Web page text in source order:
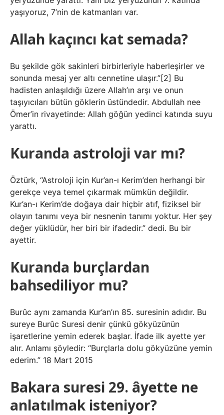
yaşıyoruz, 7’nin de katmanları var.
Allah kaçıncı kat semada?
Bu şekilde gök sakinleri birbirleriyle haberleşirler ve
sonunda mesaj yer altı cennetine ulaşır.”[2] Bu
hadisten anlaşıldığı üzere Allah’ın arşı ve onun
taşıyıcıları bütün göklerin üstündedir. Abdullah nee
Ömer’in rivayetinde: Allah göğün yedinci katında suyu
yarattı.
Kuranda astroloji var mı?
Öztürk, “Astroloji için Kur’an-ı Kerim’den herhangi bir
gerekçe veya temel çıkarmak mümkün değildir.
Kur’an-ı Kerim’de doğaya dair hiçbir atıf, fiziksel bir
olayın tanımı veya bir nesnenin tanımı yoktur. Her şey
değer yüklüdür, her biri bir ifadedir.” dedi. Bu bir
ayettir.
Kuranda burçlardan
bahsediliyor mu?
Burûc aynı zamanda Kur’an’ın 85. suresinin adıdır. Bu
sureye Burûc Suresi denir çünkü gökyüzünün
işaretlerine yemin ederek başlar. İfade ilk ayette yer
alır. Anlamı şöyledir: “Burçlarla dolu gökyüzüne yemin
ederim.” 18 Mart 2015
Bakara suresi 29. âyette ne
anlatılmak isteniyor?